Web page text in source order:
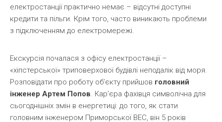
електростанції практично немає – відсутні доступні
кредити та пільги. Крім того, часто виникають проблеми
з підключенням до електромережі.
Екскурсія почалася з офісу електростанції –
«хіпстерської» триповерхової будівлі неподалік від моря.
Розповідати про роботу об’єкту прийшов головний
інженер Артем Попов. Кар’єра фахівця символічна для
сьогоднішніх змін в енергетиці: до того, як стати
головним інженером Приморської ВЕС, він 5 років